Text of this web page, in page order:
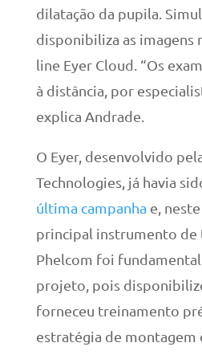
dilatação da pupila.
disponibiliza as imagens
line Eyer Cloud. “Os
à distância, por
explica Andrade.
O Eyer, desenvolvido
Technologies, já havia
última campanha e,
principal instrumento de
Phelcom foi
projeto, pois
forneceu treinamento
estratégia de montagem